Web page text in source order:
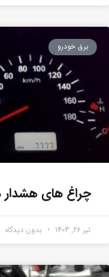
برق خودرو
چراغ های هشدار
تیر 26, 1403 بدون دیدگاه